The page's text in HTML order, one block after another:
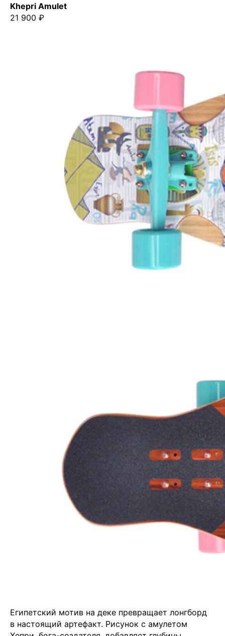
Khepri Amulet
21 900 ₽
Египетский мотив на деке превращает лонгборд
в настоящий артефакт. Рисунок с амулетом